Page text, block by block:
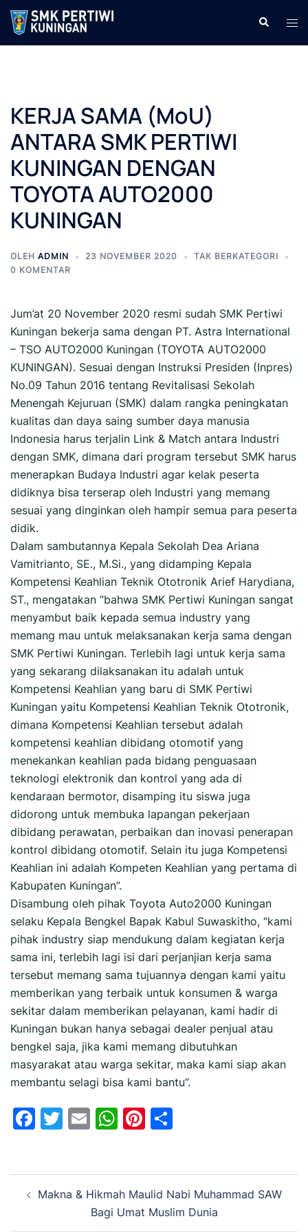
Langsung
isi
Cari
KERJA SAMA (MoU)
ANTARA SMK PERTIWI
KUNINGAN DENGAN
TOYOTA AUTO2000
KUNINGAN
OLEH ADMIN 23 NOVEMBER 2020
TAK BERKATEGORI
0 KOMENTAR
Jum’at 20 November 2020 resmi sudah SMK Pertiwi
Kuningan bekerja sama dengan PT. Astra International
– TSO AUTO2000 Kuningan (TOYOTA AUTO2000
KUNINGAN). Sesuai dengan Instruksi Presiden (Inpres)
No.09 Tahun 2016 tentang Revitalisasi Sekolah
Menengah Kejuruan (SMK) dalam rangka peningkatan
kualitas dan daya saing sumber daya manusia
Indonesia harus terjalin Link & Match antara Industri
dengan SMK, dimana dari program tersebut SMK harus
menerapkan Budaya Industri agar kelak peserta
didiknya bisa terserap oleh Industri yang memang
sesuai yang dinginkan oleh hampir semua para peserta
didik.
Dalam sambutannya Kepala Sekolah Dea Ariana
Vamitrianto, SE., M.Si., yang didamping Kepala
Kompetensi Keahlian Teknik Ototronik Arief Harydiana,
ST., mengatakan “bahwa SMK Pertiwi Kuningan sangat
menyambut baik kepada semua industry yang
memang mau untuk melaksanakan kerja sama dengan
SMK Pertiwi Kuningan. Terlebih lagi untuk kerja sama
yang sekarang dilaksanakan itu adalah untuk
Kompetensi Keahlian yang baru di SMK Pertiwi
Kuningan yaitu Kompetensi Keahlian Teknik Ototronik,
dimana Kompetensi Keahlian tersebut adalah
kompetensi keahlian dibidang otomotif yang
menekankan keahlian pada bidang penguasaan
teknologi elektronik dan kontrol yang ada di
kendaraan bermotor, disamping itu siswa juga
didorong untuk membuka lapangan pekerjaan
dibidang perawatan, perbaikan dan inovasi penerapan
kontrol dibidang otomotif. Selain itu juga Kompetensi
Keahlian ini adalah Kompeten Keahlian yang pertama di
Kabupaten Kuningan”.
Disambung oleh pihak Toyota Auto2000 Kuningan
selaku Kepala Bengkel Bapak Kabul Suwaskitho, “kami
pihak industry siap mendukung dalam kegiatan kerja
sama ini, terlebih lagi isi dari perjanjian kerja sama
tersebut memang sama tujuannya dengan kami yaitu
memberikan yang terbaik untuk konsumen & warga
sekitar dalam memberikan pelayanan, kami hadir di
Kuningan bukan hanya sebagai dealer penjual atau
bengkel saja, jika kami memang dibutuhkan
masyarakat atau warga sekitar, maka kami siap akan
membantu selagi bisa kami bantu”.
Facebook
Twitter
EmailWhatsApp
Pinterest
Navigasi
Tulisan
Makna & Hikmah Maulid Nabi Muhammad SAW
Bagi Umat Muslim Dunia